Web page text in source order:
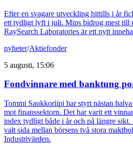
Efter en svagare utveckling hittills i år
ett tydligt lyft i juli. Mips bidrog mest till
RaySearch Laboratories är ett nytt
nyheter/Aktiefonder
5 augusti, 15:06
Fondvinnare med banktung
Tommi Saukkoriipi har styrt nästan
mot finanssektorn. Det har varit ett
index tydligt både i år och på längre
valt sida mellan börsens två stora
Industrivärden.